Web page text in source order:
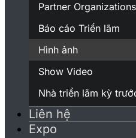
Partner Organizations
Báo cáo Triển lãm
Hình ảnh
Show Video
Nhà triển lãm kỳ
Liên hệ
Expo